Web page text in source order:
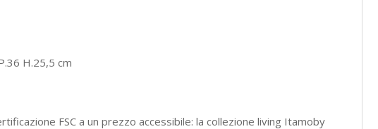
H.25,5 cm
FSC a un prezzo accessibile: la collezione living Itamoby